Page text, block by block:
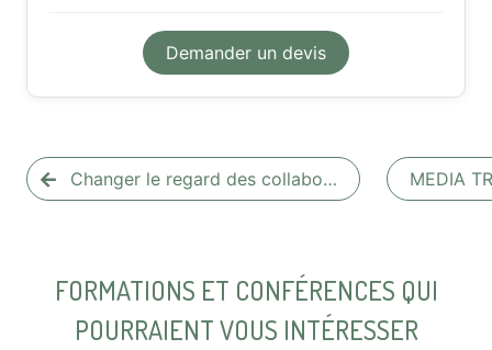
Demander un devis
Changer le regard des collabo… MEDIA
FORMATIONS ET CONFÉRENCES QUI
POURRAIENT VOUS INTÉRESSER